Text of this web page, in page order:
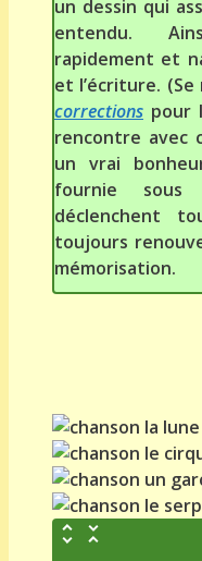
un dessin qui
entendu.
rapidement et
et l’écriture.
corrections pour
rencontre avec
un vrai
fournie sous
déclenchent
toujours
mémorisation.